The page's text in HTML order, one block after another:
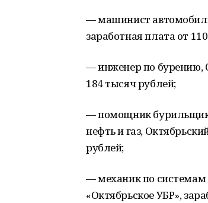
— машинист
заработная плата от
— инженер по бурению,
184 тысяч рублей;
— помощник
нефть и газ,
рублей;
— механик по системам
«Октябрьское УБР»,